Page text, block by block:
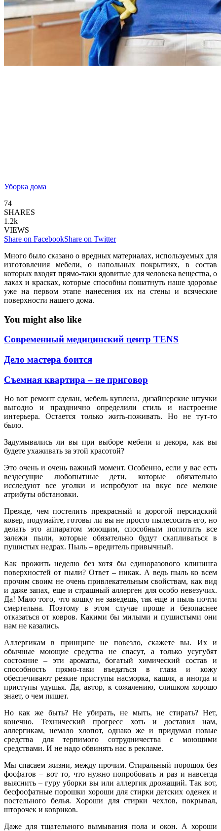
Уборка дома
74
SHARES
1.2k
VIEWS
Share on FacebookShare on Twitter
Много было сказано о вредных материалах, используемых для
изготовления мебели, о напольных покрытиях, в состав
которых входят прямо-таки ядовитые для человека вещества, о
лаках и красках, которые способны пошатнуть наше здоровье
уже на первом этапе нанесения их на стены и всяческие
поверхности нашего дома.
You might also like
Современный медицинский центр TENS
Дело мастера боится
Съемная квартира – не приговор
Но вот ремонт сделан, мебель куплена, дизайнерские штучки
выгодно и празднично определили стиль и настроение
интерьера. Остается только жить-поживать. Но не тут-то
было.
Задумывались ли вы при выборе мебели и декора, как вы
будете ухаживать за этой красотой?
Это очень и очень важный момент. Особенно, если у вас есть
вездесущие любопытные дети, которые обязательно
исследуют все уголки и испробуют на вкус все мелкие
атрибуты обстановки.
Прежде, чем постелить прекрасный и дорогой персидский
ковер, подумайте, готовы ли вы не просто пылесосить его, но
делать это аппаратом моющим, способным поглотить все
залежи пыли, которые обязательно будут скапливаться в
пушистых недрах. Пыль – вредитель привычный.
Как прожить неделю без хотя бы единоразового клининга
поверхностей от пыли? Ответ – никак. А ведь пыль ко всем
прочим своим не очень привлекательным свойствам, как вид
и даже запах, еще и страшный аллерген для особо невезучих.
Да! Мало того, что кошку не заведешь, так еще и пыль почти
смертельна. Поэтому в этом случае проще и безопаснее
отказаться от ковров. Какими бы милыми и пушистыми они
нам не казались.
Аллергикам в принципе не повезло, скажете вы. Их и
обычные моющие средства не спасут, а только усугубят
состояние – эти ароматы, богатый химический состав и
способность прямо-таки въедаться в глаза и кожу
обеспечивают резкие приступы насморка, кашля, а иногда и
приступы удушья. Да, автор, к сожалению, слишком хорошо
знает, о чем пишет.
Но как же быть? Не убирать, не мыть, не стирать? Нет,
конечно. Технический прогресс хоть и доставил нам,
аллергикам, немало хлопот, однако же и придумал новые
средства для терпимого сотрудничества с моющими
средствами. И не надо обвинять нас в рекламе.
Мы спасаем жизни, между прочим. Стиральный порошок без
фосфатов – вот то, что нужно попробовать и раз и навсегда
выяснить – гуру уборки вы или аллергик дрожащий. Так вот,
бесфосфатные порошки хороши для стирки детских одежек и
постельного белья. Хороши для стирки чехлов, покрывал,
шторочек и ковриков.
Даже для тщательного вымывания пола и окон. А хороши